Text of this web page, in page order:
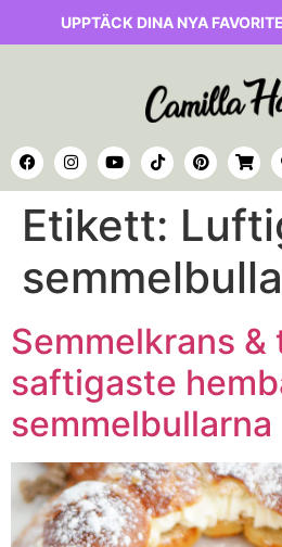
UPPTÄCK DINA NYA
Etikett:
Semmelkrans &
saftigaste
semmelbullarna